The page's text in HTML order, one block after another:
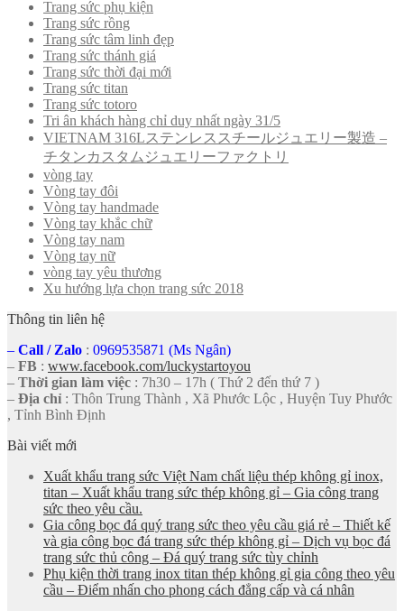
Trang sức phụ kiện
Trang sức rồng
Trang sức tâm linh đẹp
Trang sức thánh giá
Trang sức thời đại mới
Trang sức titan
Trang sức totoro
Tri ân khách hàng chỉ duy nhất ngày 31/5
VIETNAM 316Lステンレススチールジュエリー製造 –
チタンカスタムジュエリーファクトリ
vòng tay
Vòng tay đôi
Vòng tay handmade
Vòng tay khắc chữ
Vòng tay nam
Vòng tay nữ
vòng tay yêu thương
Xu hướng lựa chọn trang sức 2018
Thông tin liên hệ
– Call / Zalo : 0969535871 (Ms Ngân)
– FB : www.facebook.com/luckystartoyou
– Thời gian làm việc : 7h30 – 17h ( Thứ 2 đến thứ 7 )
– Địa chỉ : Thôn Trung Thành , Xã Phước Lộc , Huyện Tuy Phước
, Tỉnh Bình Định
Bài viết mới
Xuất khẩu trang sức Việt Nam chất liệu thép không gỉ inox,
titan – Xuất khẩu trang sức thép không gỉ – Gia công trang
sức theo yêu cầu.
Gia công bọc đá quý trang sức theo yêu cầu giá rẻ – Thiết kế
và gia công bọc đá trang sức thép không gỉ – Dịch vụ bọc đá
trang sức thủ công – Đá quý trang sức tùy chỉnh
Phụ kiện thời trang inox titan thép không gỉ gia công theo yêu
cầu – Điểm nhấn cho phong cách đẳng cấp và cá nhân